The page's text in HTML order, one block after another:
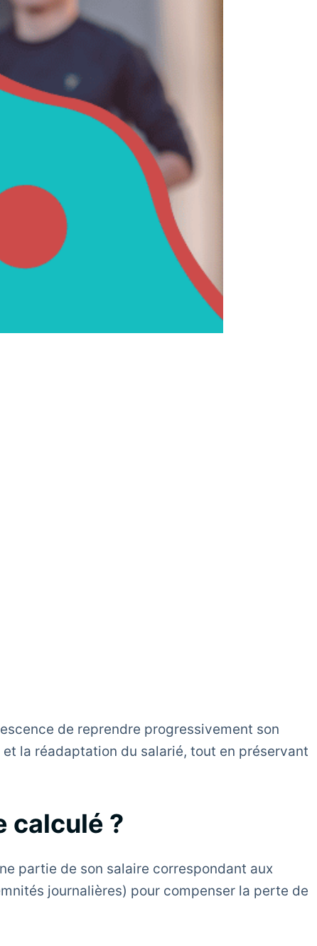
de reprendre progressivement son
la réadaptation du salarié, tout en préservant
calculé ?
partie de son salaire correspondant aux
journalières) pour compenser la perte de